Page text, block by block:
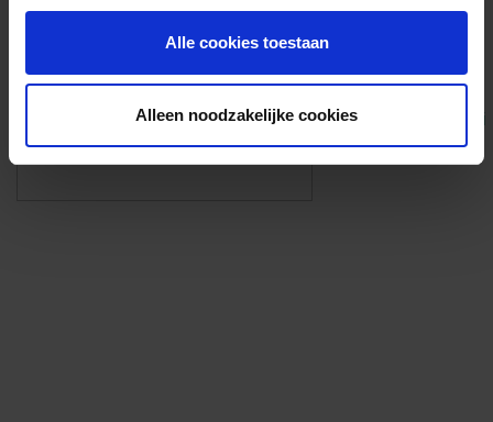
Alle cookies toestaan
Alleen noodzakelijke cookies Eigen foto’s